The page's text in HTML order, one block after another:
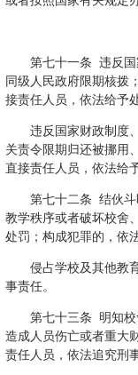
第七十一条 违反国
同级人民政府限期核拨
接责任人员，依法给予
违反国家财政制度、
关责令限期归还被挪用
直接责任人员，依法给
第七十二条 结伙斗
教学秩序或者破坏校舍
处罚；构成犯罪的，依
侵占学校及其他教育
事责任。
第七十三条 明知校舍
造成人员伤亡或者重大
责任人员，依法追究刑